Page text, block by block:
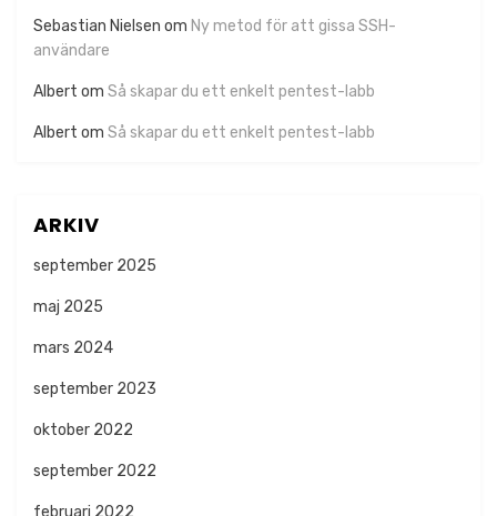
Sebastian Nielsen om Ny metod för att gissa SSH-
användare
Albert om Så skapar du ett enkelt pentest-labb
Albert om Så skapar du ett enkelt pentest-labb
ARKIV
september 2025
maj 2025
mars 2024
september 2023
oktober 2022
september 2022
februari 2022